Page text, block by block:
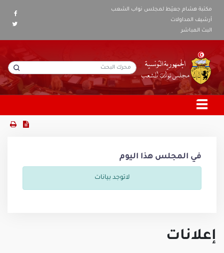
مكتبة هشام جعيّط لمجلس نواب الشعب
أرشيف المداولات
البث المباشر
في المجلس هذا اليوم
لاتوجد بيانات
إعلانات